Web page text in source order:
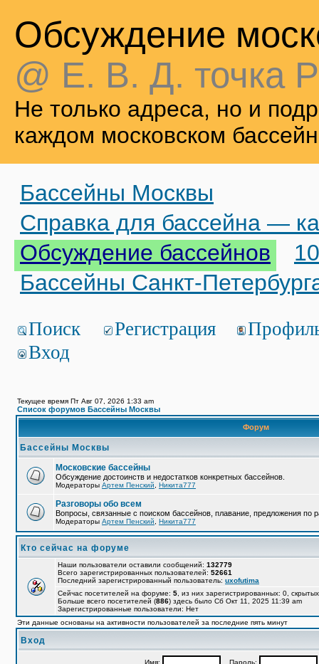
Обсуждение
@ Е. В. Д. точка
Не только адреса, но и
каждом московском
Бассейны Москвы
Справка для бассейна —
Обсуждение бассейнов
Бассейны Санкт-
Поиск Регистрация
Вход
Текущее время Пт Авг 07, 2026 1:33 am
Список форумов Бассейны Москвы
Форум
Бассейны Москвы
Московские бассейны
Обсуждение достоинств и недостатков конкретных бассейнов.
Модераторы Артем Пенский Никита777
Разговоры обо всем
Вопросы, связанные с поиском бассейнов, плавание, предложения по
Модераторы Артем Пенский Никита777
Кто сейчас на форуме
Наши пользователи оставили сообщений: 132779
Всего зарегистрированных пользователей: 52661
Последний зарегистрированный пользователь: uxofutima
Сейчас посетителей на форуме: 5 , из них зарегистрированных: 0,
Больше всего посетителей (886) здесь было Сб Окт 11, 2025 11:39 am
Зарегистрированные пользователи: Нет
Эти данные основаны на активности пользователей за последние пять минут
Вход
Имя: Пароль: